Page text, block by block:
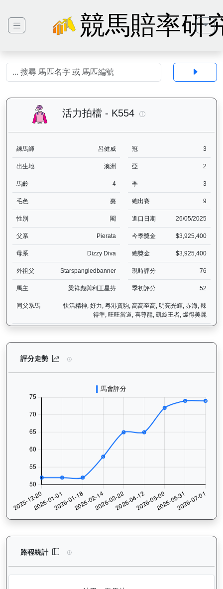
競馬賠率研
活力拍檔 - K554
練馬師 呂健威 冠 3
出生地 澳洲 亞 2
馬齡 4 季 3
毛色 棗 總出賽 9
性別 閹 進口日期 26/05/2025
父系 Pierata 今季獎金 $3,925,400
母系 Dizzy Diva 總獎金 $3,925,400
外祖父 Starspangledbanner 現時評分 76
馬主 梁祥彪與利王星芬 季初評分 52
同父系馬
快活精神, 好力, 粵港資駒, 高高至高, 明亮光輝, 赤海, 辣
得準, 旺旺當道, 喜尊龍, 凱旋王者, 爆得美麗
評分走勢 活力拍檔（K554）— 評分走勢圖表：追蹤香
路程統計 活力拍檔（K554）— 路程統計分析：查看香港